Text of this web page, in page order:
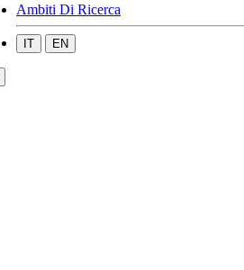
Ambiti Di Ricerca
IT EN